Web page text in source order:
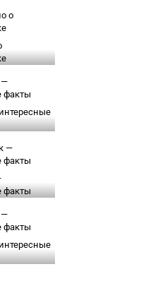
факты